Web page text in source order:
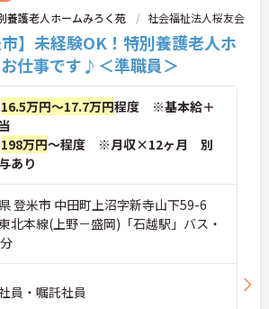
養護老人ホームみろく苑 社会福祉法人桜友会
市】未経験OK！特別養護老人ホ
仕事です♪＜準職員＞
16.5万円～17.7万円程度 ※基本給＋
198万円～程度 ※月収×12ヶ月 別
あり
登米市 中田町上沼字新寺山下59-6
北本線(上野－盛岡)「石越駅」バス・
員・嘱託社員